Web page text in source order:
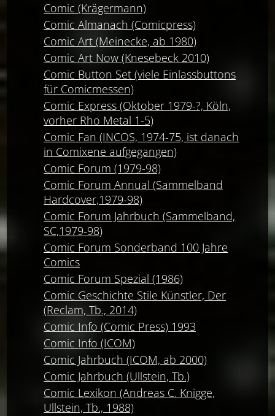
Comic (Krägermann)
Comic Almanach (Comicpress)
Comic Art (Meinecke, ab 1980)
Comic Art Now (Knesebeck 2010)
Comic Button Set (viele Einlassbuttons
für Comicmessen)
Comic Express (Oktober 1979-?, Köln,
vorher Rho Metal 1-5)
Comic Fan (INCOS, 1974-75, ist danach
in Comixene aufgegangen)
Comic Forum (1979-98)
Comic Forum Annual (Sammelband
Hardcover,1979-98)
Comic Forum Jahrbuch (Sammelband,
SC,1979-98)
Comic Forum Sonderband 100 Jahre
Comics
Comic Forum Spezial (1986)
Comic Geschichte Stile Künstler, Der
(Reclam, Tb., 2014)
Comic Info (Comic Press) 1993
Comic Info (ICOM)
Comic Jahrbuch (ICOM, ab 2000)
Comic Jahrbuch (Ullstein, Tb.)
Comic Lexikon (Andreas C. Knigge,
Ullstein, Tb., 1988)